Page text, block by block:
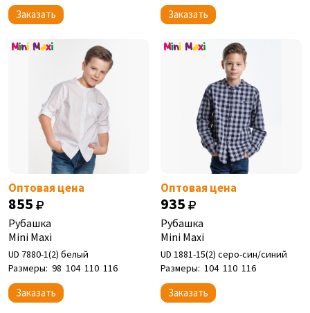
Заказать Заказать
Оптовая цена
855
Рубашка
Mini Maxi
UD 7880-1(2) белый
Размеры: 98 104 110 116
Заказать
Оптовая цена
935
Рубашка
Mini Maxi
UD 1881-15(2) серо-син/синий
Размеры: 104 110 116
Заказать